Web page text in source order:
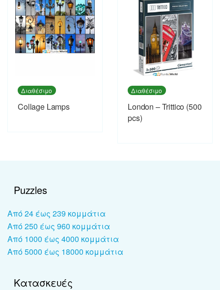
Διαθέσιμο
Collage Lamps
Διαθέσιμο
London – Trittico (500
pcs)
Puzzles
Από 24 έως 239 κομμάτια
Από 250 έως 960 κομμάτια
Από 1000 έως 4000 κομμάτια
Από 5000 έως 18000 κομμάτια
Κατασκευές